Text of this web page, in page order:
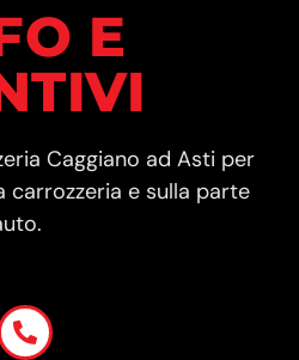
E
Caggiano ad Asti per
e sulla parte